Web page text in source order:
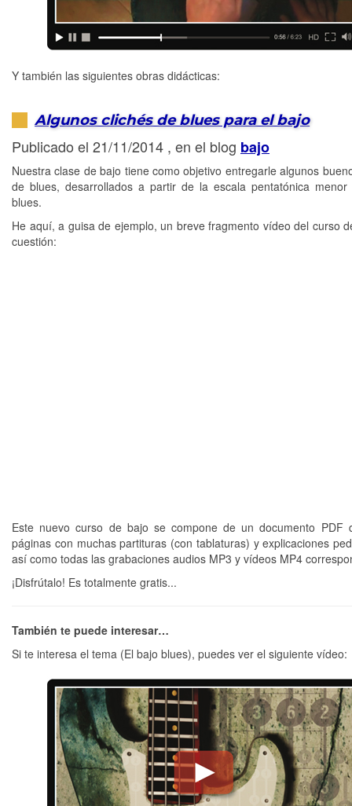
Y también las siguientes obras didácticas:
Algunos clichés de blues para el bajo
Publicado el 21/11/2014 , en el blog bajo
Nuestra clase de bajo tiene como objetivo entregarle algunos
de blues, desarrollados a partir de la escala pentatónica
blues.
He aquí, a guisa de ejemplo, un breve fragmento vídeo del curso
cuestión:
Este nuevo curso de bajo se compone de un documento PDF
páginas con muchas partituras (con tablaturas) y explicaciones
así como todas las grabaciones audios MP3 y vídeos MP4
¡Disfrútalo! Es totalmente gratis...
También te puede interesar…
Si te interesa el tema (El bajo blues), puedes ver el siguiente vídeo: